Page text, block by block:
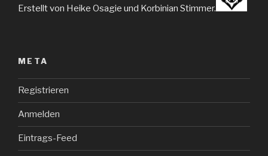
Erstellt von Heike Osagie und Korbinian Stimmer.
META
Registrieren
Anmelden
Eintrags-Feed